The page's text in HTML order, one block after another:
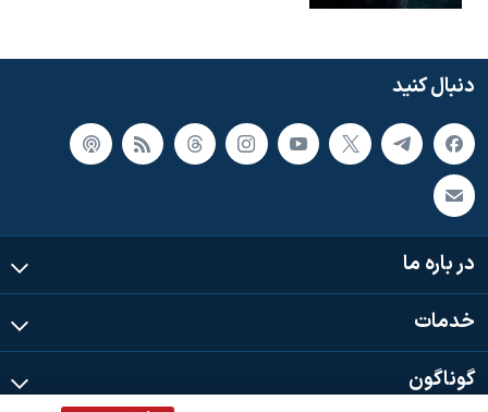
دنبال کنید
در باره ما
خدمات
گوناگون